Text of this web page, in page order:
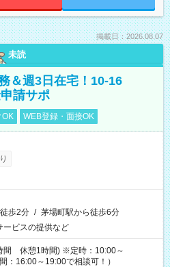
掲載日：2026.08.07
未読
＆週3日在宅！10-16
請サポ
OK WEB登録・面接OK
歩2分 / 茅場町駅から徒歩6分
ービスの提供など
間 休憩1時間) ※定時：10:00～
：16:00～19:00で相談可！）